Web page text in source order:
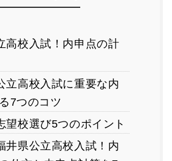
高校入試！内申点の計
立高校入試に重要な内
7つのコツ
望校選び5つのポイント
井県公立高校入試！内